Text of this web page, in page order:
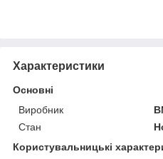
Характеристики
Основні
Виробник
Стан
Користувальницькі